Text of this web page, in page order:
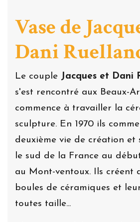
Vase de
Dani
Le couple Jacques et Dani
s'est rencontré aux Beaux-
commence à travailler la
sculpture. En 1970 ils
deuxième vie de création et
le sud de la France au
au Mont-ventoux. Ils créent
boules de céramiques et
toutes taille...